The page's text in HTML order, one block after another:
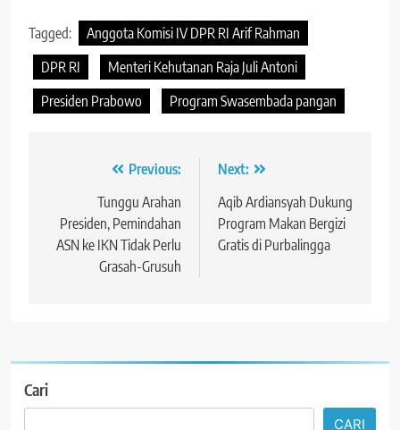
Tagged:
Anggota Komisi IV DPR RI Arif Rahman
DPR RI
Menteri Kehutanan Raja Juli Antoni
Presiden Prabowo
Program Swasembada pangan
Navigasi Previous:
Tunggu Arahan
Presiden, Pemindahan
ASN ke IKN Tidak Perlu
Grasah-Grusuh
Next:
Aqib Ardiansyah Dukung
Program Makan Bergizi
Gratis di Purbalingga
Cari
CARI